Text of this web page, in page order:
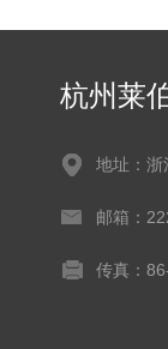
杭州莱
地址：浙
邮箱：
传真：